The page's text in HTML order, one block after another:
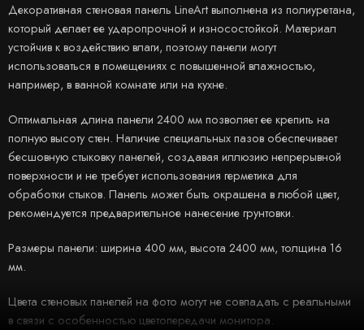
Декоративная стеновая панель LineArt выполнена из полиуретана,
который делает ее ударопрочной и износостойкой. Материал
устойчив к воздействию влаги, поэтому панели могут
использоваться в помещениях с повышенной влажностью,
например, в ванной комнате или на кухне.
Оптимальная длина панели 2400 мм позволяет ее крепить на
полную высоту стен. Наличие специальных пазов обеспечивает
бесшовную стыковку панелей, создавая иллюзию непрерывной
поверхности и не требует использования герметика для
обработки стыков. Панель может быть окрашена в любой цвет,
рекомендуется предварительное нанесение грунтовки.
Размеры панели: ширина 400 мм, высота 2400 мм, толщина 16
мм.
Цвета стеновых панелей на фото могут не совпадать с реальными
в связи с особенностью цветопередачи монитора.